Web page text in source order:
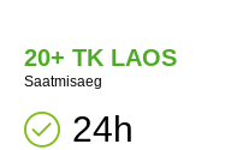
20+ TK LAOS
Saatmisaeg
24h